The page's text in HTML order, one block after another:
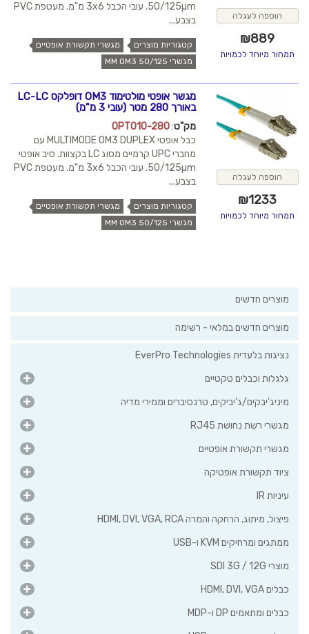
הוספה לעגלה
₪889
תמחור מיוחד לכמויות
50/125µm. עובי הכבל 3x6 מ"מ. מעטפת PVC
בצבע...
קטגוריות מוצרים
מגשרי תקשורת אופטיים
מגשרי MM OM3 50/125
הוספה לעגלה
₪1233
תמחור מיוחד לכמויות
מגשר אופטי מולטימוד OM3 דופלקס LC-LC
באורך 280 מטר (עובי 3 מ"מ)
מק"ט:
OPT010-280
כבל אופטי MULTIMODE OM3 DUPLEX עם
מחברי UPC קרמיים מסוג LC בקצוות. סיב אופטי
50/125µm. עובי הכבל 3x6 מ"מ. מעטפת PVC
בצבע...
קטגוריות מוצרים
מגשרי תקשורת אופטיים
מגשרי MM OM3 50/125
מוצרים חדשים
מוצרים חדשים במלאי - רשימה
נציגות בלעדית EverPro Technologies
גלגלות וכבלים טקטיים
מיניג'יבקים/ג'יביקים, טרנסיברים וממירי מדיה
מגשרי רשת נחושת RJ45
מגשרי תקשורת אופטיים
ציוד תקשורת אופטיקה
עיניות IR
פיצול, מיתוג, הרחקה והמרה HDMI, DVI, VGA, RCA
ממתגים ומרחיקים KVM ו-USB
מוצרי SDI 3G / 12G
כבלים HDMI, DVI, VGA
כבלים ומתאמים DP ו-MDP